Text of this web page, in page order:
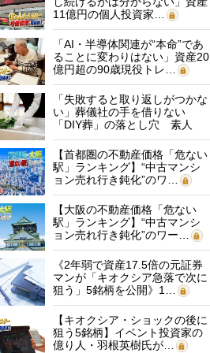
11億円の個人投資家…
「AI・半導体関連が“本命”であ
ることに変わりはない」資産20
億円超の90歳現役トレ…
「失敗すると取り返しがつかな
い」葬儀社の手を借りない
「DIY葬」の落とし穴 素人
に…
【首都圏の不動産価格「危ない
駅」ランキング】“中古マンシ
ョン売れ行き鈍化”のワ…
【大阪の不動産価格「危ない
駅」ランキング】“中古マンシ
ョン売れ行き鈍化”のワー…
《2年弱で資産17.5倍の元証券
マンが「キオクシア急落で次に
狙う」5銘柄を公開》1…
【キオクシア・ショックの後に
狙う5銘柄】イベント投資家の
億り人・羽根英樹氏が…